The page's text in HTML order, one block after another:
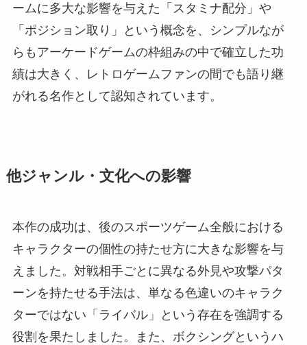
ームに多大な影響を与えた「スタミナ配分」や
「ポジション取り」という概念を、シンプルなが
らもアーケードゲームの枠組みの中で確立した功
績は大きく、レトロゲームファンの間でも語り継
がれる名作として認知されています。
他ジャンル・文化への影響
本作の成功は、後のスポーツゲーム全般における
キャラクターの個性の持たせ方に大きな影響を与
えました。対戦相手ごとに異なる外見や攻撃パタ
ーンを持たせる手法は、単なる色違いのキャラク
ターではない「ライバル」という存在を強調する
役割を果たしました。また、ボクシングというハ